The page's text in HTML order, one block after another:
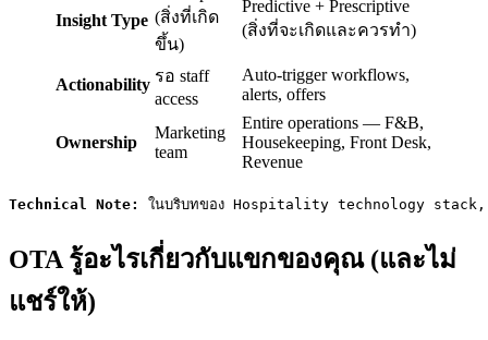
Insight Type (สิ่งที่เกิด
ขึ้น)
Predictive + Prescriptive
(สิ่งที่จะเกิดและควรทำ)
Actionability รอ staff
access
Auto-trigger workflows,
alerts, offers
Ownership
Marketing
team
Entire operations — F&B,
Housekeeping, Front Desk,
Revenue
Technical Note: ในบริบทของ Hospitality technology stack,
OTA รู้อะไรเกี่ยวกับแขกของคุณ (และไม่
แชร์ให้)